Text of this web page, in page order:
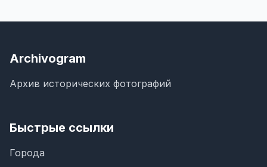
Archivogram
Архив исторических фотографий
Быстрые ссылки
Города